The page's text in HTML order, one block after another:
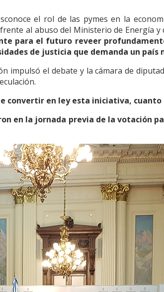
el rol de las pymes en la
al abuso del Ministerio de Energía
para el futuro reveer
de justicia que demanda un
impulsó el debate y la cámara de
convertir en ley esta iniciativa,
en la jornada previa de la votación